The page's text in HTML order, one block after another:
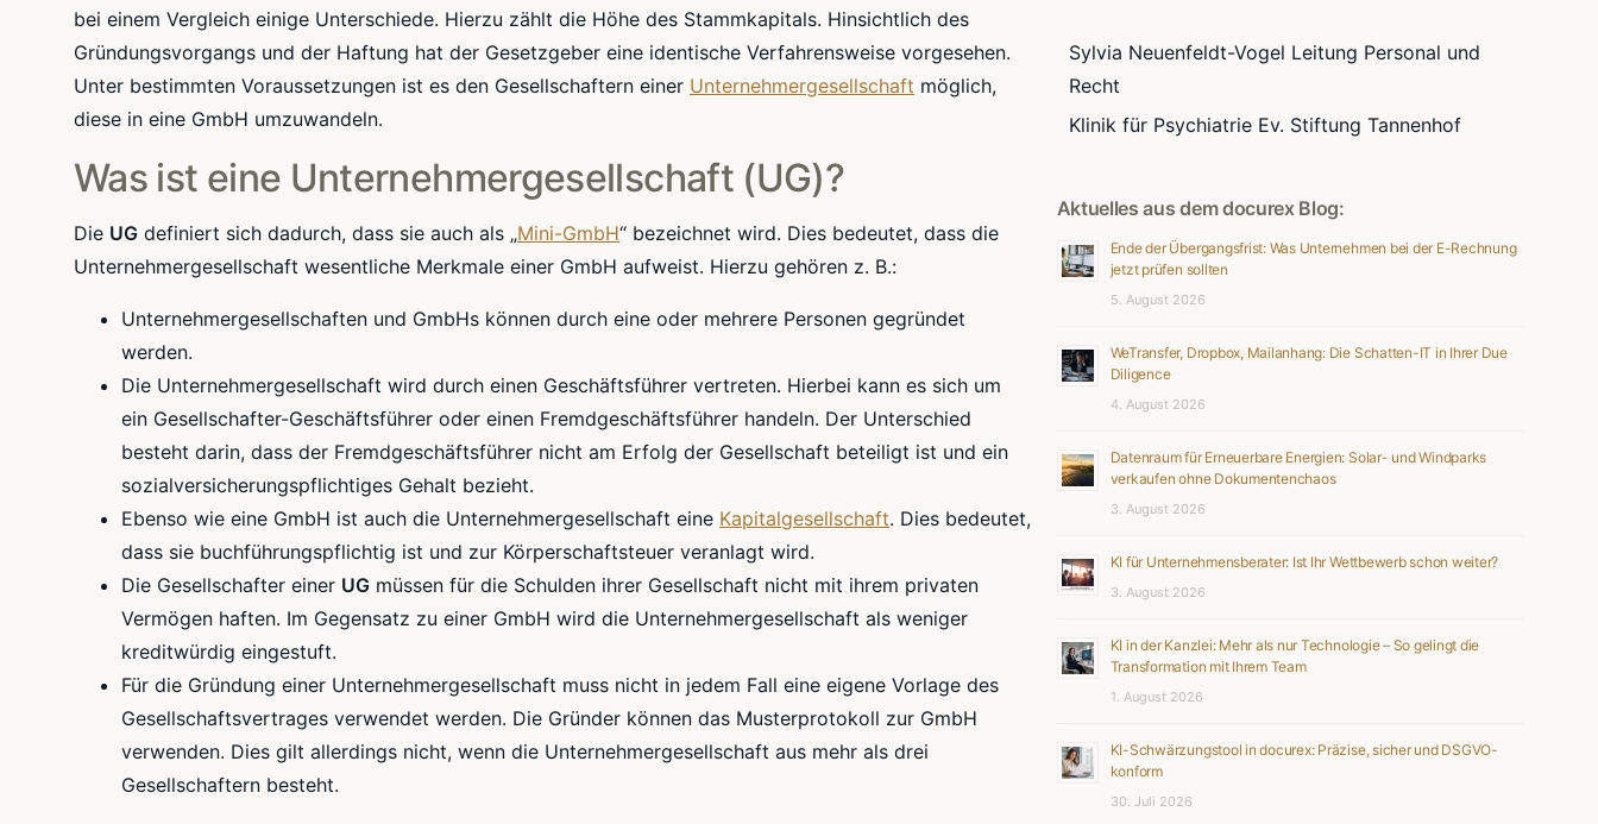
bei einem Vergleich einige Unterschiede. Hierzu zählt die Höhe des Stammkapitals. Hinsichtlich des
Gründungsvorgangs und der Haftung hat der Gesetzgeber eine identische Verfahrensweise vorgesehen.
Unter bestimmten Voraussetzungen ist es den Gesellschaftern einer Unternehmergesellschaft möglich,
diese in eine GmbH umzuwandeln.
Was ist eine Unternehmergesellschaft (UG)?
Die UG definiert sich dadurch, dass sie auch als „Mini-GmbH“ bezeichnet wird. Dies bedeutet, dass die
Unternehmergesellschaft wesentliche Merkmale einer GmbH aufweist. Hierzu gehören z. B.:
Unternehmergesellschaften und GmbHs können durch eine oder mehrere Personen gegründet
werden.
Die Unternehmergesellschaft wird durch einen Geschäftsführer vertreten. Hierbei kann es sich um
ein Gesellschafter-Geschäftsführer oder einen Fremdgeschäftsführer handeln. Der Unterschied
besteht darin, dass der Fremdgeschäftsführer nicht am Erfolg der Gesellschaft beteiligt ist und ein
sozialversicherungspflichtiges Gehalt bezieht.
Ebenso wie eine GmbH ist auch die Unternehmergesellschaft eine Kapitalgesellschaft. Dies bedeutet,
dass sie buchführungspflichtig ist und zur Körperschaftsteuer veranlagt wird.
Die Gesellschafter einer UG müssen für die Schulden ihrer Gesellschaft nicht mit ihrem privaten
Vermögen haften. Im Gegensatz zu einer GmbH wird die Unternehmergesellschaft als weniger
kreditwürdig eingestuft.
Für die Gründung einer Unternehmergesellschaft muss nicht in jedem Fall eine eigene Vorlage des
Gesellschaftsvertrages verwendet werden. Die Gründer können das Musterprotokoll zur GmbH
verwenden. Dies gilt allerdings nicht, wenn die Unternehmergesellschaft aus mehr als drei
Gesellschaftern besteht.
Sylvia Neuenfeldt-Vogel Leitung Personal und
Recht
Klinik für Psychiatrie Ev. Stiftung Tannenhof
Aktuelles aus dem docurex Blog:
Ende der Übergangsfrist: Was Unternehmen bei der E-Rechnung
jetzt prüfen sollten
5. August 2026
WeTransfer, Dropbox, Mailanhang: Die Schatten-IT in Ihrer Due
Diligence
4. August 2026
Datenraum für Erneuerbare Energien: Solar- und Windparks
verkaufen ohne Dokumentenchaos
3. August 2026
KI für Unternehmensberater: Ist Ihr Wettbewerb schon weiter?
3. August 2026
KI in der Kanzlei: Mehr als nur Technologie – So gelingt die
Transformation mit Ihrem Team
1. August 2026
KI-Schwärzungstool in docurex: Präzise, sicher und DSGVO-
konform
30. Juli 2026